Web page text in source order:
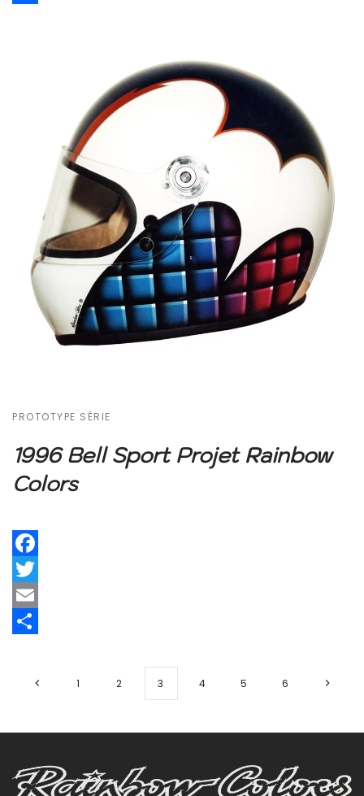
PROTOTYPE SÉRIE
1996 Bell Sport Projet Rainbow
Colors
Facebook
Twitter
Email
1 2 3 4 5 6